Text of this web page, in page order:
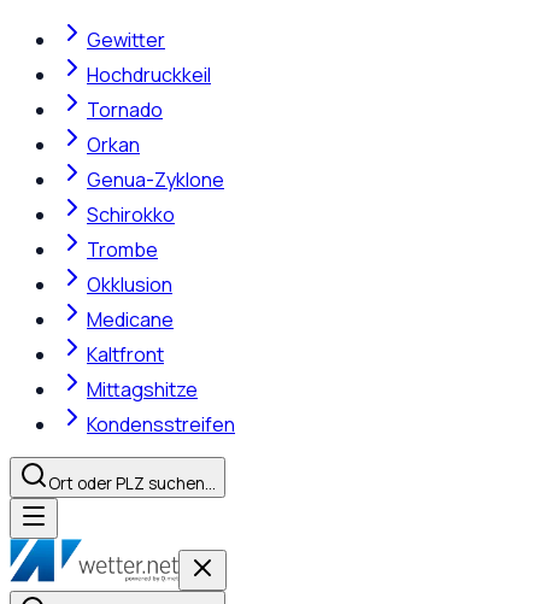
Gewitter
Hochdruckkeil
Tornado
Orkan
Genua-Zyklone
Schirokko
Trombe
Okklusion
Medicane
Kaltfront
Mittagshitze
Kondensstreifen
Ort oder PLZ suchen…